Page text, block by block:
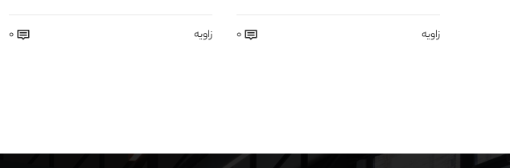
زاویه 0 زاویه 0